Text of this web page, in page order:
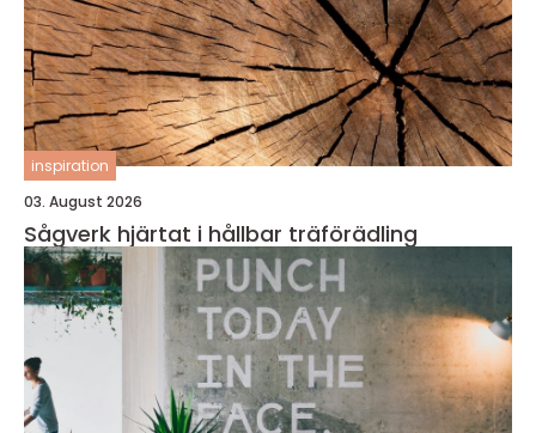
inspiration
03. August 2026
Sågverk hjärtat i hållbar träförädling